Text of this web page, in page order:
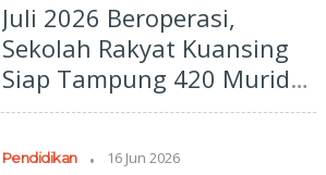
Juli 2026 Beroperasi,
Sekolah Rakyat Kuansing
Siap Tampung 420 Murid
Angkatan Perdana
Pendidikan . 16 Jun 2026